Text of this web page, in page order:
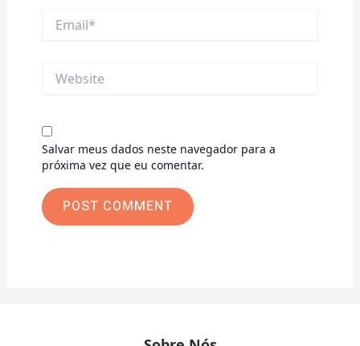
Salvar meus dados neste navegador para a
próxima vez que eu comentar.